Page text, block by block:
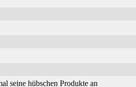
seine hübschen Produkte an